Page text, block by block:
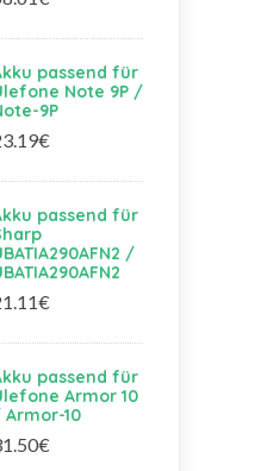
passend für
Note 9P /
9P
passend für
/
passend für
Armor 10
10